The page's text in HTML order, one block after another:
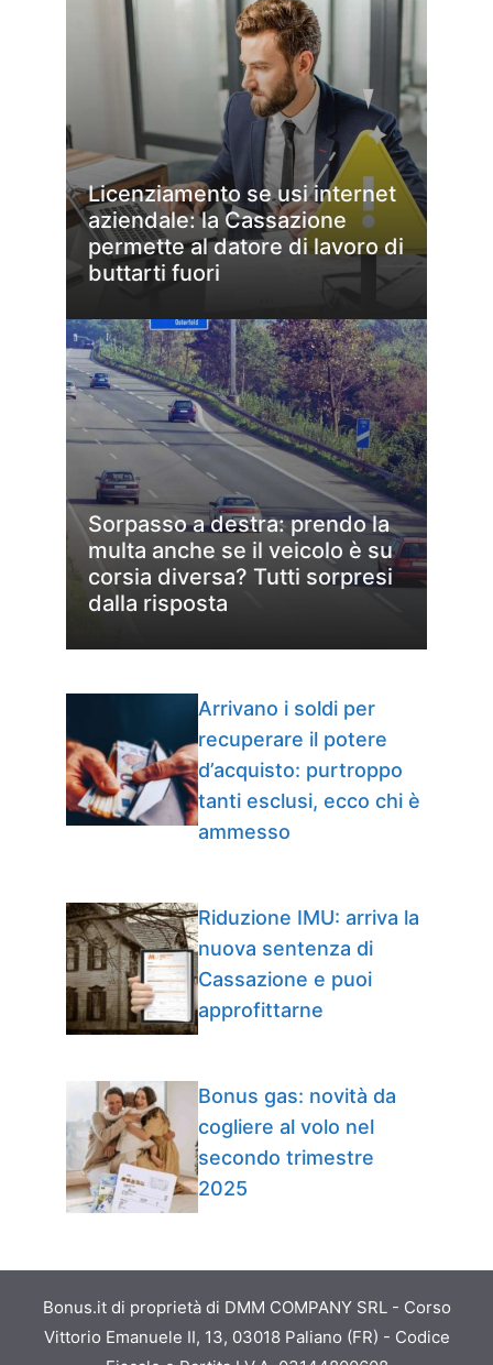
Licenziamento se usi internet
aziendale: la Cassazione
permette al datore di lavoro di
buttarti fuori
Sorpasso a destra: prendo la
multa anche se il veicolo è su
corsia diversa? Tutti sorpresi
dalla risposta
Arrivano i soldi per
recuperare il potere
d’acquisto: purtroppo
tanti esclusi, ecco chi è
ammesso
Riduzione IMU: arriva la
nuova sentenza di
Cassazione e puoi
approfittarne
Bonus gas: novità da
cogliere al volo nel
secondo trimestre
2025
Bonus.it di proprietà di DMM COMPANY SRL - Corso
Vittorio Emanuele II, 13, 03018 Paliano (FR) - Codice